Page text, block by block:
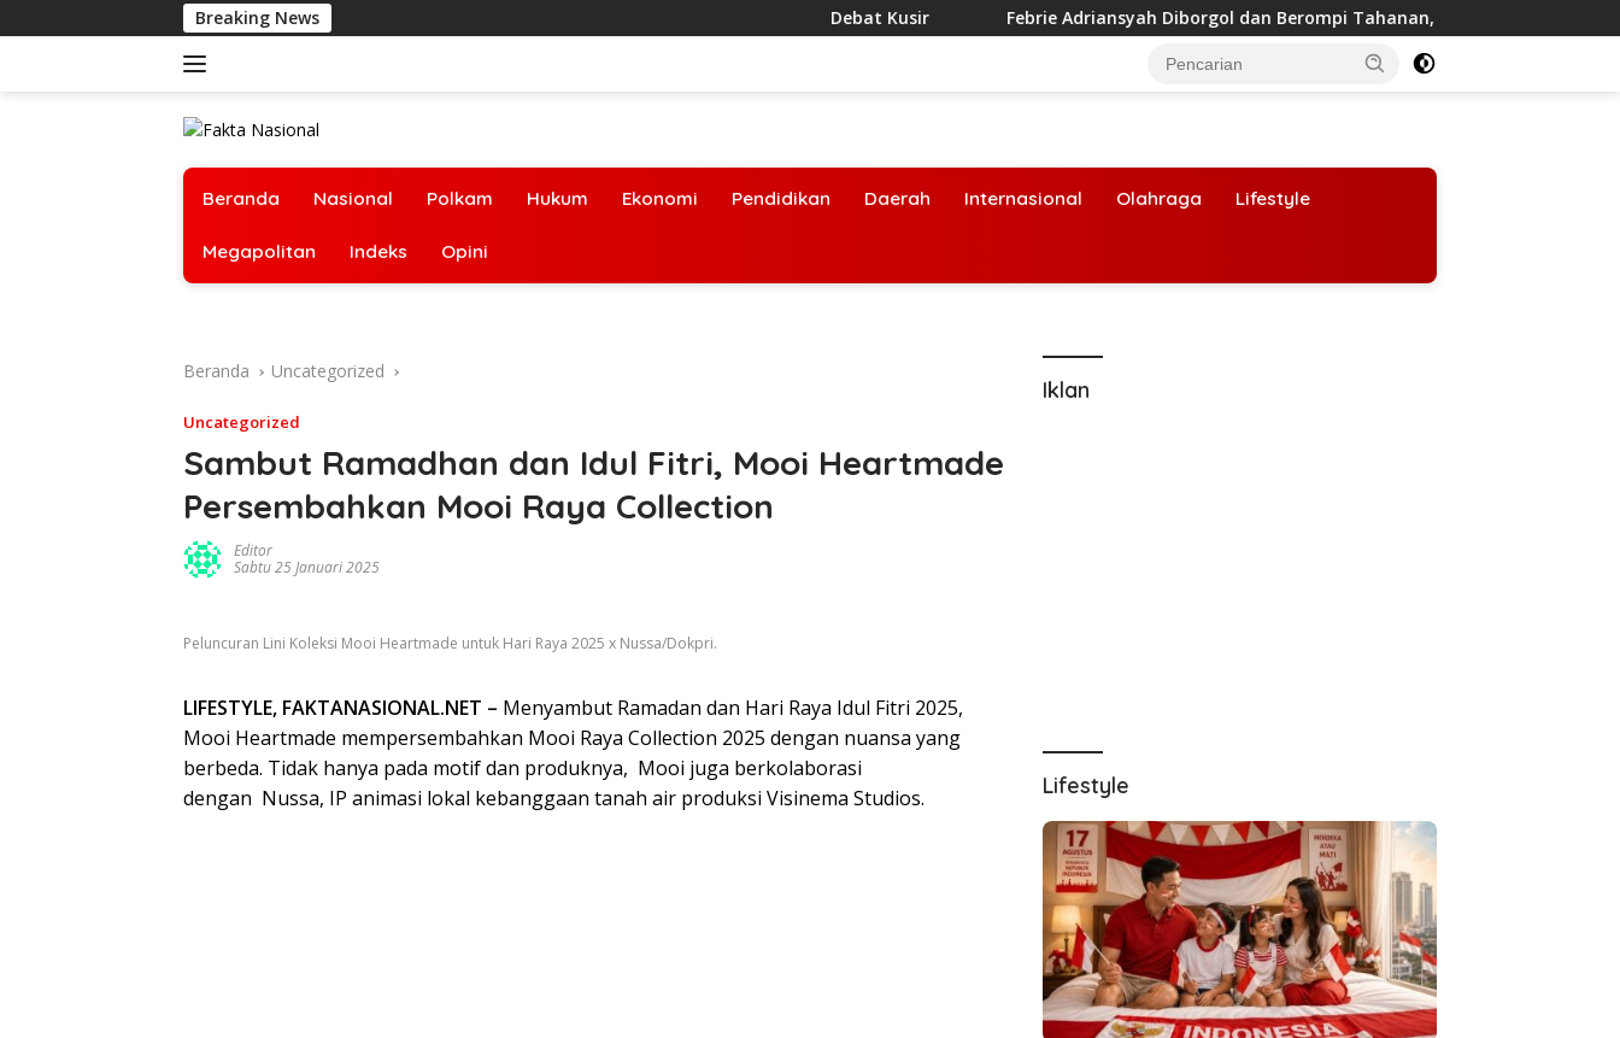
ke
Breaking News Debat Kusir Febrie Adriansyah Diborgol dan Berompi Tahanan, Tim 9 Kejagung Siap Periksa
Beranda Nasional Polkam Hukum Ekonomi Pendidikan Daerah Internasional Olahraga Lifestyle
Megapolitan Indeks Opini
Beranda Uncategorized
Uncategorized
Sambut Ramadhan dan Idul Fitri, Mooi Heartmade
Persembahkan Mooi Raya Collection
Editor
Sabtu 25 Januari 2025
Peluncuran Lini Koleksi Mooi Heartmade untuk Hari Raya 2025 x Nussa/Dokpri.
LIFESTYLE, FAKTANASIONAL.NET – Menyambut Ramadan dan Hari Raya Idul Fitri 2025,
Mooi Heartmade mempersembahkan Mooi Raya Collection 2025 dengan nuansa yang
berbeda. Tidak hanya pada motif dan produknya, Mooi juga berkolaborasi
dengan Nussa, IP animasi lokal kebanggaan tanah air produksi Visinema Studios.
Iklan
Lifestyle